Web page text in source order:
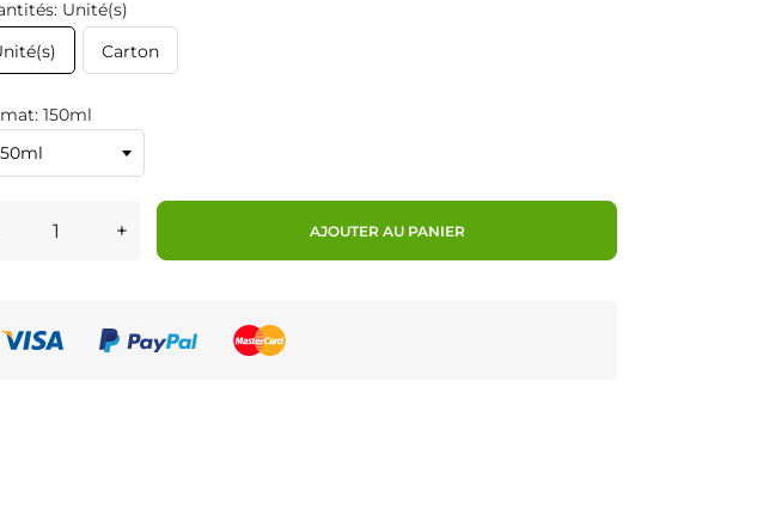
Unité(s)
Carton
150ml
+ AJOUTER AU PANIER